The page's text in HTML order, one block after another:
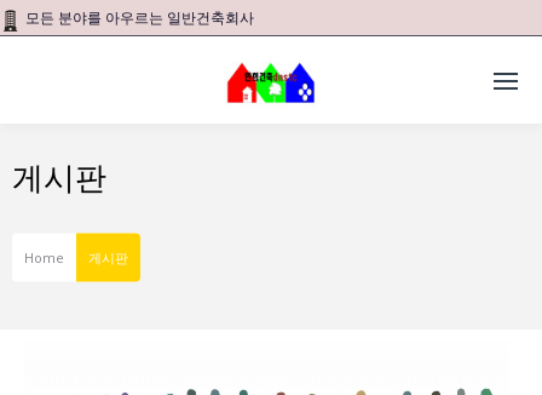
모든 분야를 아우르는 일반건축회사
게시판
Home 게시판